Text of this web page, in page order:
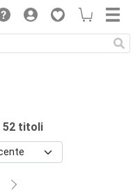
52 titoli